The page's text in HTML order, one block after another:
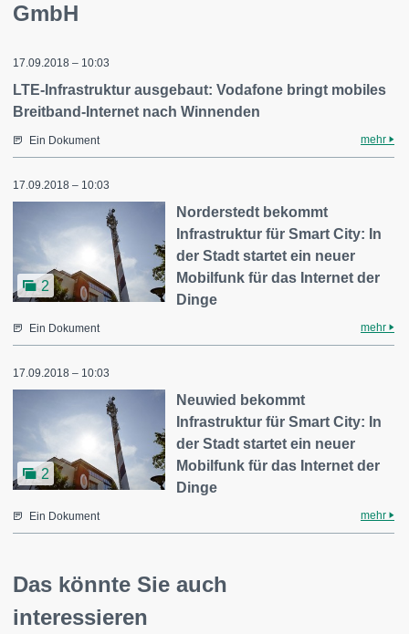
GmbH
17.09.2018 – 10:03
LTE-Infrastruktur ausgebaut: Vodafone bringt mobiles
Breitband-Internet nach Winnenden
Ein Dokument mehr
17.09.2018 – 10:03
2
Norderstedt bekommt
Infrastruktur für Smart City: In
der Stadt startet ein neuer
Mobilfunk für das Internet der
Dinge
Ein Dokument mehr
17.09.2018 – 10:03
2
Neuwied bekommt
Infrastruktur für Smart City: In
der Stadt startet ein neuer
Mobilfunk für das Internet der
Dinge
Ein Dokument mehr
Das könnte Sie auch
interessieren